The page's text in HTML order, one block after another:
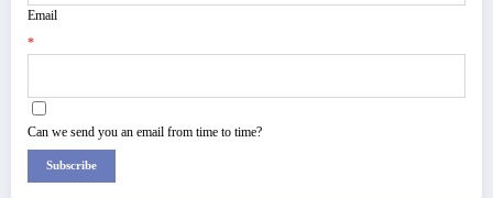
Email
*
Can we send you an email from time to time?
Subscribe